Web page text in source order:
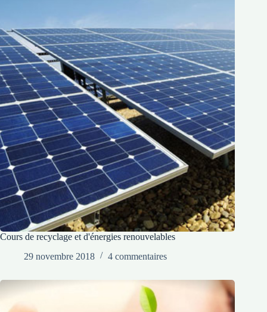
Cours de recyclage et d'énergies renouvelables
29 novembre 2018
4 commentaires